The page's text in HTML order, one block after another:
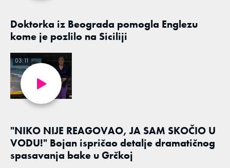
Doktorka iz Beograda pomogla Englezu
kome je pozlilo na Siciliji
"NIKO NIJE REAGOVAO, JA SAM SKOČIO U
VODU!" Bojan ispričao detalje dramatičnog
spasavanja bake u Grčkoj
03:11